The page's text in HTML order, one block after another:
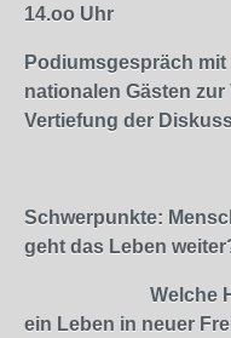
14.oo Uhr
Podiumsgespräch
nationalen Gästen
Vertiefung der
Schwerpunkte:
geht das Leben
Welche
ein Leben in neuer